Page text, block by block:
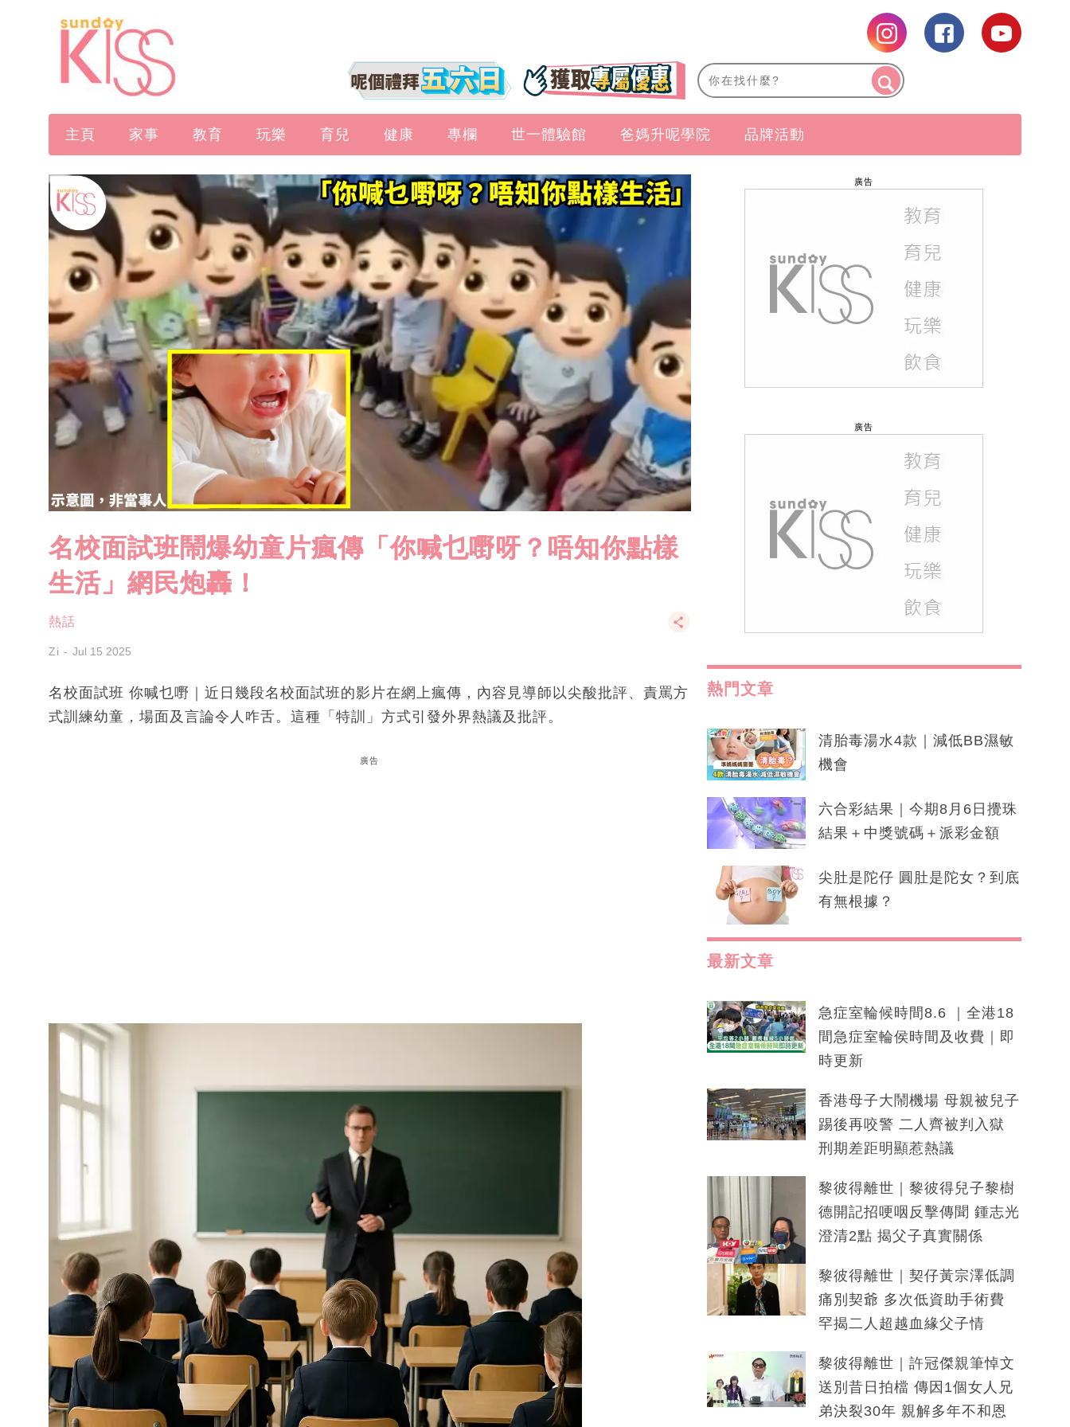
主頁 家事 教育 玩樂 育兒 健康 專欄 世一體驗館 爸媽升呢學院 品牌活動
名校面試班鬧爆幼童片瘋傳「你喊乜嘢呀？唔知你點樣
生活」網民炮轟！
熱話
Zi Jul 15 2025
名校面試班 你喊乜嘢｜近日幾段名校面試班的影片在網上瘋傳，內容見導師以尖酸批評、責罵方
式訓練幼童，場面及言論令人咋舌。這種「特訓」方式引發外界熱議及批評。
廣告
廣告
廣告
熱門文章
清胎毒湯水4款｜減低BB濕敏
機會
六合彩結果｜今期8月6日攪珠
結果＋中獎號碼＋派彩金額
尖肚是陀仔 圓肚是陀女？到底
有無根據？
最新文章
急症室輪候時間8.6 ｜全港18
間急症室輪侯時間及收費｜即
時更新
香港母子大鬧機場 母親被兒子
踢後再咬警 二人齊被判入獄
刑期差距明顯惹熱議
黎彼得離世｜黎彼得兒子黎樹
德開記招哽咽反擊傳聞 鍾志光
澄清2點 揭父子真實關係
黎彼得離世｜契仔黃宗澤低調
痛別契爺 多次低資助手術費
罕揭二人超越血緣父子情
黎彼得離世｜許冠傑親筆悼文
送別昔日拍檔 傳因1個女人兄
弟決裂30年 親解多年不和恩